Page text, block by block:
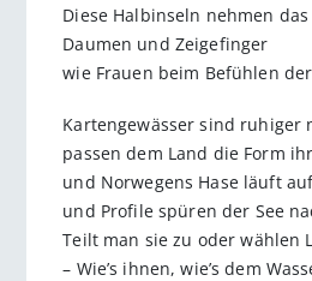
Diese Halbinseln nehmen
Daumen und Zeigefinger
wie Frauen beim Befühlen
Kartengewässer sind ruhiger
passen dem Land die Form
und Norwegens Hase läuft
und Profile spüren der See
Teilt man sie zu oder wählen
– Wie’s ihnen, wie’s dem